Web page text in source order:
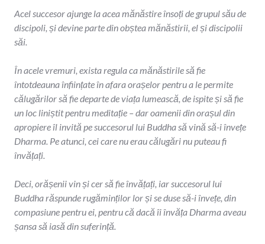
Acel succesor ajunge la acea mănăstire însoți de grupul său de
discipoli, și devine parte din obștea mănăstirii, el și discipolii
săi.
În acele vremuri, exista regula ca mănăstirile să fie
întotdeauna înființate în afara orașelor pentru a le permite
călugărilor să fie departe de viața lumească, de ispite și să fie
un loc liniștit pentru meditație – dar oamenii din orașul din
apropiere îl invită pe succesorul lui Buddha să vină să-i învețe
Dharma. Pe atunci, cei care nu erau călugări nu puteau fi
învățați.
Deci, orășenii vin și cer să fie învățați, iar succesorul lui
Buddha răspunde rugăminților lor și se duse să-i învețe, din
compasiune pentru ei, pentru că dacă îi învăța Dharma aveau
șansa să iasă din suferință.